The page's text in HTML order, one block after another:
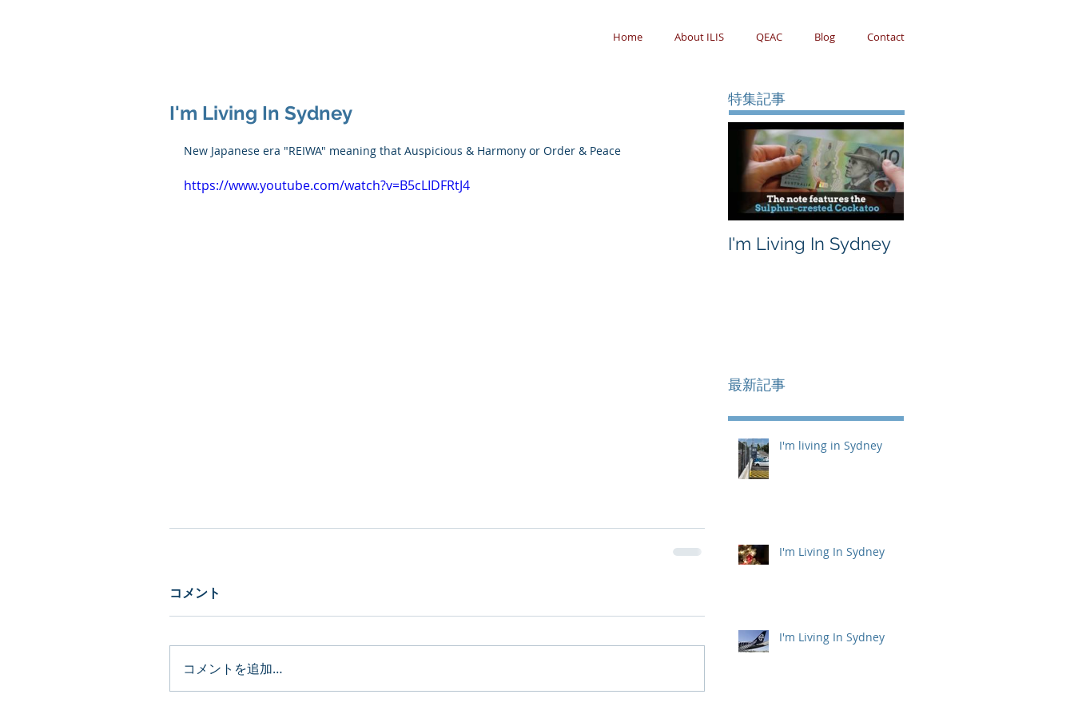
Home About ILIS QEAC Blog Contact
I'm Living In Sydney
New Japanese era "REIWA" meaning that Auspicious & Harmony or Order & Peace
https://www.youtube.com/watch?v=B5cLIDFRtJ4
コメント
コメントを追加…
特集記事
I'm Living In Sydney
最新記事
I'm living in Sydney
I'm Living In Sydney
I'm Living In Sydney